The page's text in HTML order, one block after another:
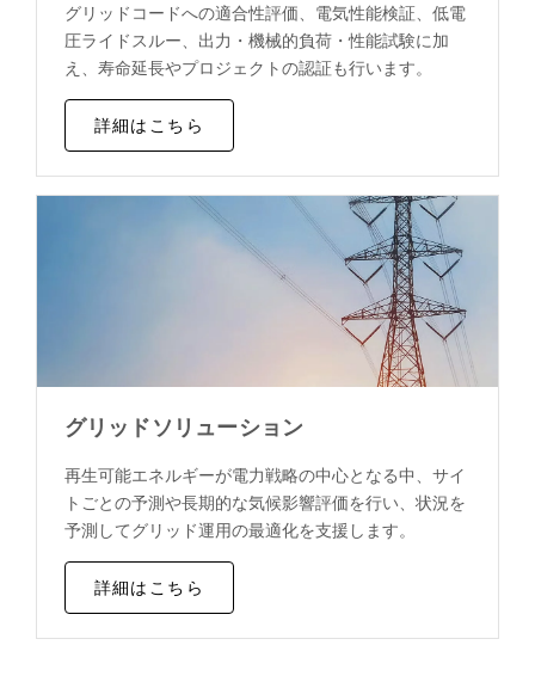
グリッドコードへの適合性評価、電気性能検証、低電
圧ライドスルー、出力・機械的負荷・性能試験に加
え、寿命延長やプロジェクトの認証も行います。
詳細はこちら
グリッドソリューション
再生可能エネルギーが電力戦略の中心となる中、サイ
トごとの予測や長期的な気候影響評価を行い、状況を
予測してグリッド運用の最適化を支援します。
詳細はこちら